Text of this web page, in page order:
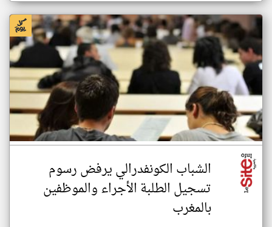
الشباب الكونفدرالي يرفض رسوم
تسجيل الطلبة الأجراء والموظفين
بالمغرب